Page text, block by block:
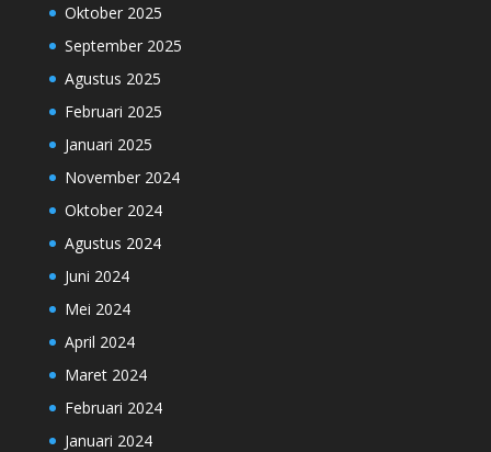
Oktober 2025
September 2025
Agustus 2025
Februari 2025
Januari 2025
November 2024
Oktober 2024
Agustus 2024
Juni 2024
Mei 2024
April 2024
Maret 2024
Februari 2024
Januari 2024